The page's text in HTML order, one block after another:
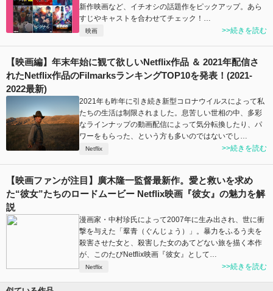
新作映画など、イチオシの話題作をピックアップ。あら
すじやキャストを合わせてチェック！…
映画 >>続きを読む
【映画編】年末年始に観て欲しいNetflix作品 ＆ 2021年配信さ
れたNetflix作品のFilmarksランキングTOP10を発表！(2021-
2022最新)
2021年も昨年に引き続き新型コロナウイルスによって私
たちの生活は制限されました。息苦しい世相の中、多彩
なラインナップの動画配信によって気分転換したり、パ
ワーをもらった、という方も多いのではないでし…
Netflix >>続きを読む
【映画ファンが注目】廣木隆一監督最新作。愛と救いを求め
た“彼女”たちのロードムービー Netflix映画『彼女』の魅力を解
説
漫画家・中村珍氏によって2007年に生み出され、世に衝
撃を与えた「羣青（ぐんじょう）」。暴力をふるう夫を
殺害させた女と、殺害した女のあてどない旅を描く本作
が、このたびNetflix映画『彼女』として…
Netflix >>続きを読む